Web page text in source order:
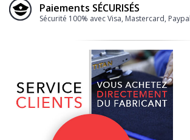
Paiements SÉCURISÉS
Sécurité 100% avec Visa, Mastercard,